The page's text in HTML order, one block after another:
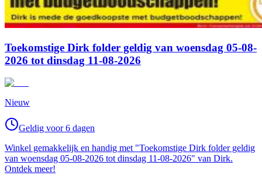
Toekomstige Dirk folder geldig van woensdag 05-08-
2026 tot dinsdag 11-08-2026
Nieuw
Geldig voor 6 dagen
Winkel gemakkelijk en handig met "Toekomstige Dirk folder geldig
van woensdag 05-08-2026 tot dinsdag 11-08-2026" van Dirk.
Ontdek meer!